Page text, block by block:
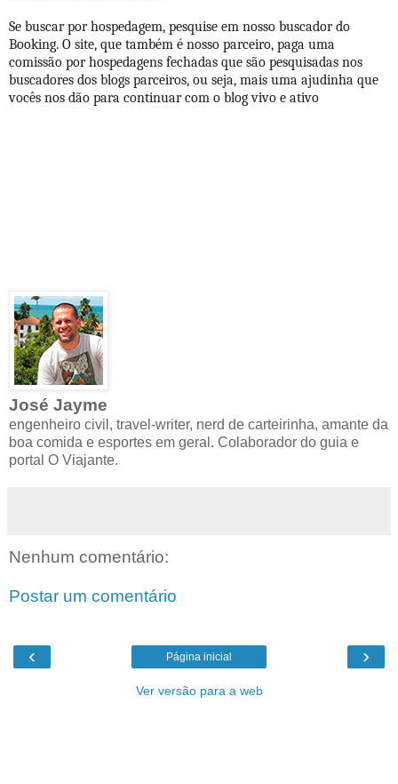
Se buscar por hospedagem, pesquise em nosso buscador do
Booking. O site, que também é nosso parceiro, paga uma
comissão por hospedagens fechadas que são pesquisadas nos
buscadores dos blogs parceiros, ou seja, mais uma ajudinha que
vocês nos dão para continuar com o blog vivo e ativo
José Jayme
engenheiro civil, travel-writer, nerd de carteirinha, amante da
boa comida e esportes em geral. Colaborador do guia e
portal O Viajante.
Nenhum comentário:
Postar um comentário
‹ ›
Página inicial
Ver versão para a web